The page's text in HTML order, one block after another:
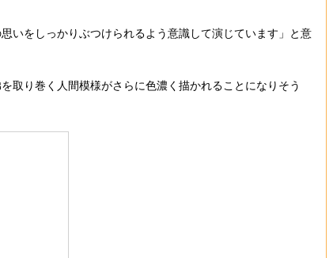
いをしっかりぶつけられるよう意識して演じています」と意
取り巻く人間模様がさらに色濃く描かれることになりそう